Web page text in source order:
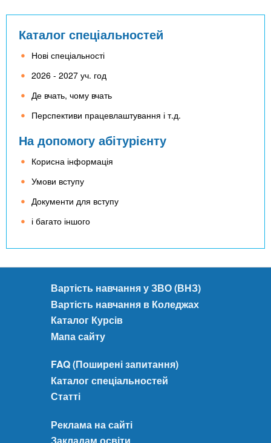
Каталог спеціальностей
Нові спеціальності
2026 - 2027 уч. год
Де вчать, чому вчать
Перспективи працевлаштування і т.д.
На допомогу абітурієнту
Корисна інформація
Умови вступу
Документи для вступу
і багато іншого
Вартість навчання у ЗВО (ВНЗ)
Вартість навчання в Коледжах
Каталог Курсів
Мапа сайту
FAQ (Поширені запитання)
Каталог спеціальностей
Статті
Реклама на сайті